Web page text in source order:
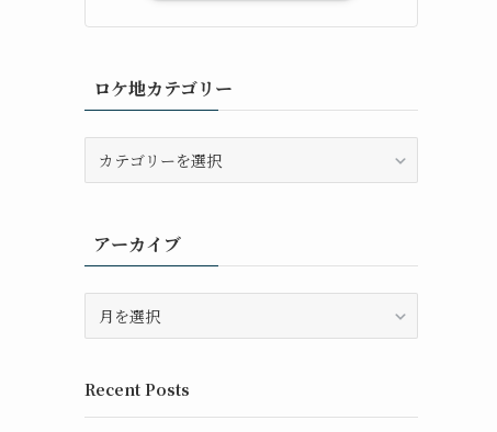
ロケ地カテゴリー
テ
ゴ
リ
アーカイブ
ブ
Recent Posts